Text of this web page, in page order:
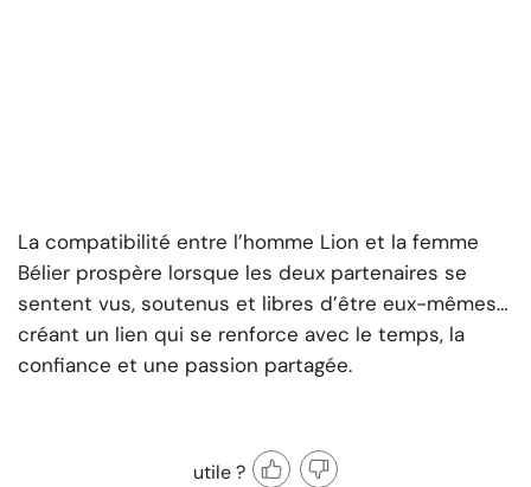
La compatibilité entre l’homme Lion et la femme
Bélier prospère lorsque les deux partenaires se
sentent vus, soutenus et libres d’être eux-mêmes…
créant un lien qui se renforce avec le temps, la
confiance et une passion partagée.
utile ?